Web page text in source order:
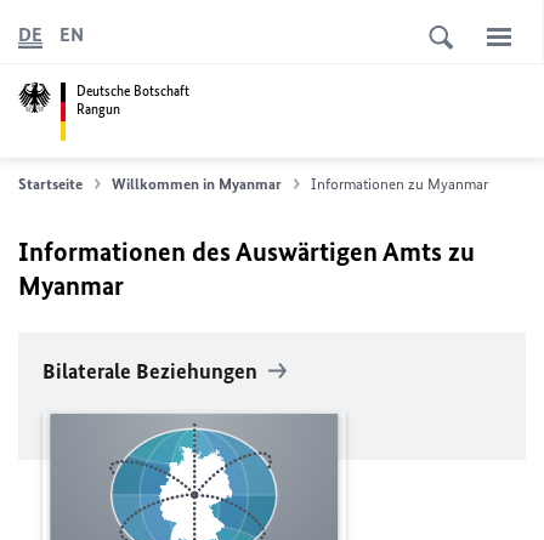
Deutsche Botschaft
Rangun
DE EN
Startseite Willkommen in Myanmar Informationen zu Myanmar
Informationen des Auswärtigen Amts zu
Myanmar
Bilaterale Beziehungen